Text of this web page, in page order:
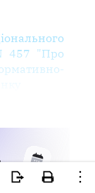
457 "Про